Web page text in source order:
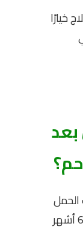
خيارًا
الحمل
بعد استئصال لحمية الرحم من 3 – 6 أشهر